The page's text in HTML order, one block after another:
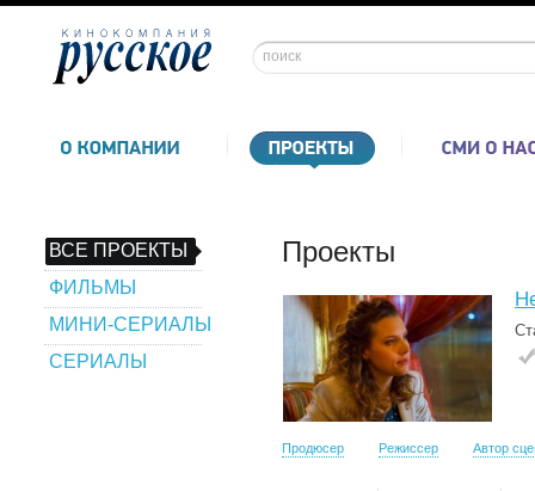
ВСЕ ПРОЕКТЫ
ФИЛЬМЫ
МИНИ-СЕРИАЛЫ
СЕРИАЛЫ
Проекты
Продюсер Режиссер Автор